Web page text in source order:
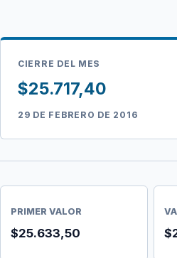
CIERRE DEL MES
$25.717,40
29 DE FEBRERO DE 2016
PRIMER VALOR
$25.633,50